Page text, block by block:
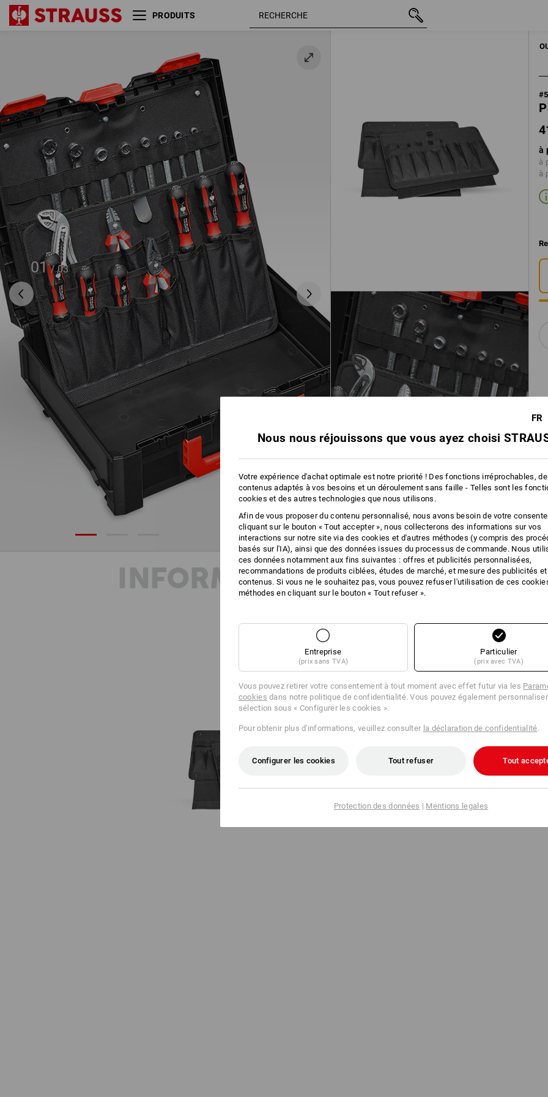
PRODUITS
01 / 03
OUTILS À MAIN
#
à
à
à
Panneau à outils lot de 2
41,88 €
INFORMATIONS SUR LE
DESCRIPTION
Panneau à outils pour
Panneau à outils amovible
poches différentes et boucles
Forme ultra profonde pour les
STRAUSSbox 145 midi+
FR
Nous nous réjouissons que vous ayez choisi
Votre expérience d'achat optimale est notre priorité ! Des fonctions irréprochables,
contenus adaptés à vos besoins et un déroulement sans faille - Telles sont les
cookies et des autres technologies que nous utilisons.
Afin de vous proposer du contenu personnalisé, nous avons besoin de votre
cliquant sur le bouton « Tout accepter », nous collecterons des informations sur vos
interactions sur notre site via des cookies et d'autres méthodes (y compris des
basés sur l'IA), ainsi que des données issues du processus de commande. Nous
ces données notamment aux fins suivantes : offres et publicités personnalisées,
recommandations de produits ciblées, études de marché, et mesure des publicités et
contenus. Si vous ne le souhaitez pas, vous pouvez refuser l'utilisation de ces
méthodes en cliquant sur le bouton « Tout refuser ».
Entreprise
(prix sans TVA)
Particulier
(prix avec TVA)
Vous pouvez retirer votre consentement à tout moment avec effet futur via les
cookies dans notre politique de confidentialité. Vous pouvez également
sélection sous « Configurer les cookies ».
Pour obtenir plus d'informations, veuillez consulter la déclaration de confidentialité.
Configurer les cookies Tout refuser Tout
Protection des données | Mentions legales